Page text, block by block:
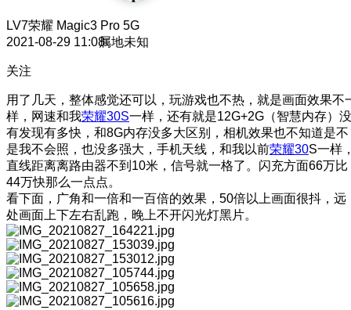
LV7荣耀 Magic3 Pro 5G
2021-08-29 11:08属地未知
关注
用了几天，整体感觉还可以，玩游戏也不热，就是画面效果不
样，网速和我荣耀30S一样，还有就是12G+2G（智慧内存）没
有发现有多快，和8G内存没多大区别，相机效果也不知道是不
是我不会照，也没多强大，手机天线，和我以前荣耀30S一样
直线距离离路由器不到10米，信号就一格了。闪充方面66万比
44万快那么一点点。
看下面，广角和一倍和一百倍的效果，50倍以上画面很抖，远
处画面上下左右乱跑，晚上不开闪光灯黑片。